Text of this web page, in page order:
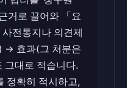
거로 끌어와 「요
전통지나 의견제
→ 효과(그 처분은
그대로 적습니다.
정확히 적시하고,